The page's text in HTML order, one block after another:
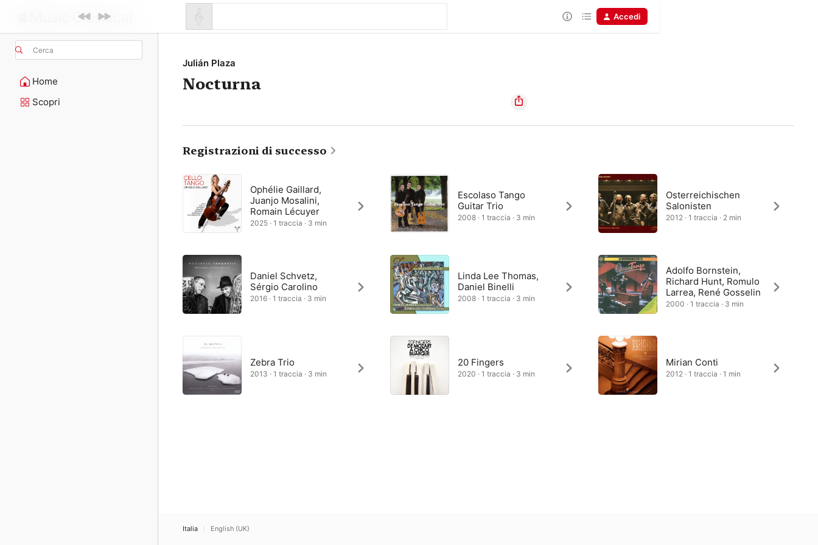
Cerca
Home
Scopri
Accedi
Julián Plaza
Nocturna
Registrazioni di successo
Ophélie Gaillard,
Juanjo Mosalini,
Romain Lécuyer
2025 · 1 traccia · 3 min
Daniel Schvetz,
Sérgio Carolino
2016 · 1 traccia · 3 min
Zebra Trio
2013 · 1 traccia · 3 min
Escolaso Tango
Guitar Trio
2008 · 1 traccia · 3 min
Linda Lee Thomas,
Daniel Binelli
2008 · 1 traccia · 3 min
20 Fingers
2020 · 1 traccia · 3 min
Osterreichischen
Salonisten
2012 · 1 traccia · 2 min
Adolfo Bornstein,
Richard Hunt, Romulo
Larrea, René Gosselin
2000 · 1 traccia · 3 min
Mirian Conti
2012 · 1 traccia · 1 min
Italia English (UK)